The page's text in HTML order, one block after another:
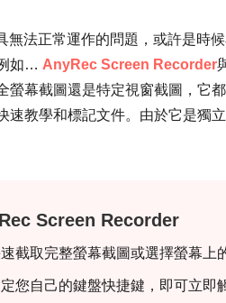
無法正常運作的問題，或許是時
如… AnyRec Screen Recorder
螢幕截圖還是特定視窗截圖，它
速教學和標記文件。由於它是獨
Screen Recorder
截取完整螢幕截圖或選擇螢幕上
您自己的鍵盤快捷鍵，即可立即